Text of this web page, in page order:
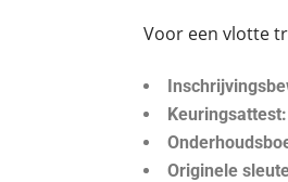
Voor een vlotte
Keuringsattest:
Originele